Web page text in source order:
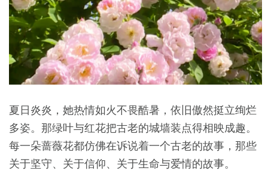
夏日炎炎，她热情如火不畏酷暑，依旧傲然挺立绚烂
多姿。那绿叶与红花把古老的城墙装点得相映成趣。
每一朵蔷薇花都仿佛在诉说着一个古老的故事，那些
关于坚守、关于信仰、关于生命与爱情的故事。